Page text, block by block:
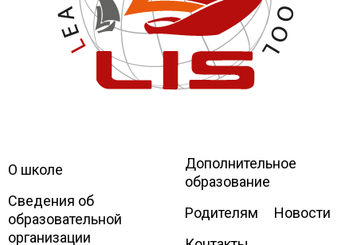
Leaders
International school
О школе
Сведения об
образовательной
организации
Дополнительное
образование
Родителям
Новости